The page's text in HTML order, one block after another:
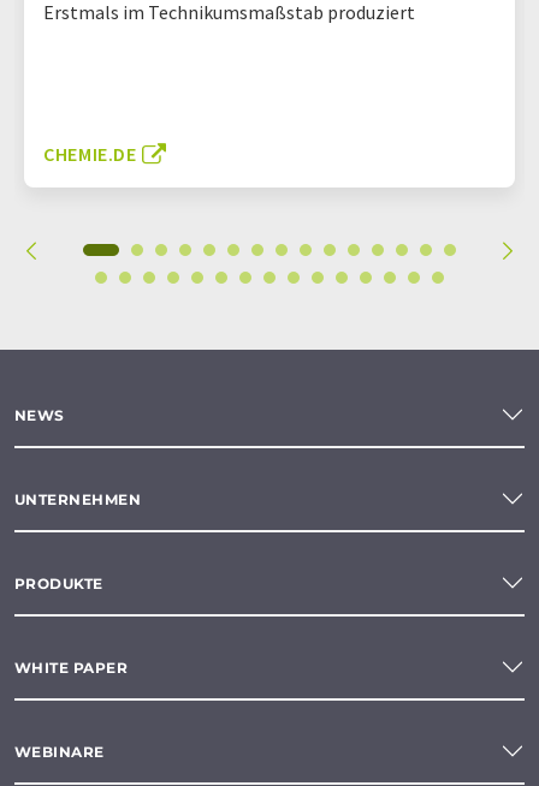
Erstmals im Technikumsmaßstab produziert
CHEMIE.DE
NEWS
UNTERNEHMEN
PRODUKTE
WHITE PAPER
WEBINARE